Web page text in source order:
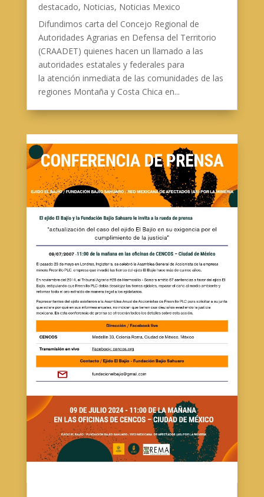
destacado, Noticias, Noticias Mexico
Difundimos carta del Concejo Regional de
Autoridades Agrarias en Defensa del Territorio
(CRAADET) quienes hacen un llamado a las
autoridades estatales y federales para
la atención inmediata de las comunidades de las
regiones Montaña y Costa Chica en...